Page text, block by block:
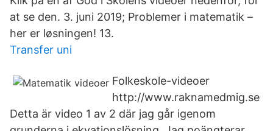
at se den. 3. juni 2019; Problemer i matematik –
her er løsningen! 13.
Transfer uni
Folkeskole-videoer
http://www.raknamedmig.se
Detta är video 1 av 2 där jag går igenom